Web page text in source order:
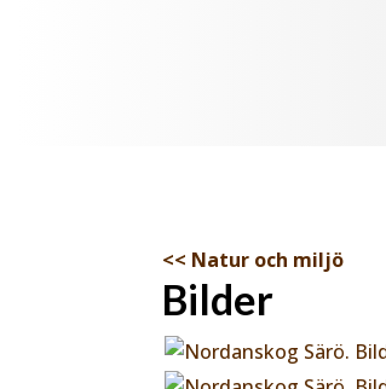
<< Natur och miljö
Bilder